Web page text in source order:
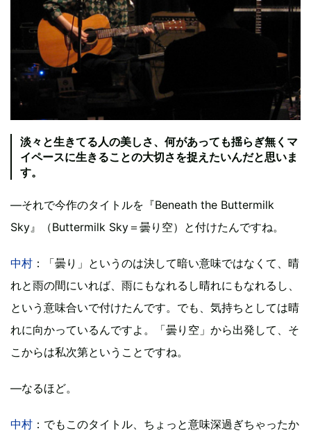
淡々と生きてる人の美しさ、何があっても揺らぎ無くマ
イペースに生きることの大切さを捉えたいんだと思いま
す。
―それで今作のタイトルを『Beneath the Buttermilk
Sky』（Buttermilk Sky＝曇り空）と付けたんですね。
中村 ：「曇り」というのは決して暗い意味ではなくて、晴
れと雨の間にいれば、雨にもなれるし晴れにもなれるし、
という意味合いで付けたんです。でも、気持ちとしては晴
れに向かっているんですよ。「曇り空」から出発して、そ
こからは私次第ということですね。
―なるほど。
中村 ：でもこのタイトル、ちょっと意味深過ぎちゃったか